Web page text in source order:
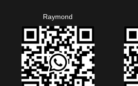
Raymond